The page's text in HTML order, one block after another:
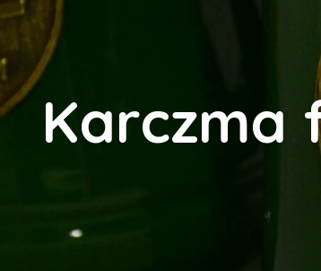
Karczma